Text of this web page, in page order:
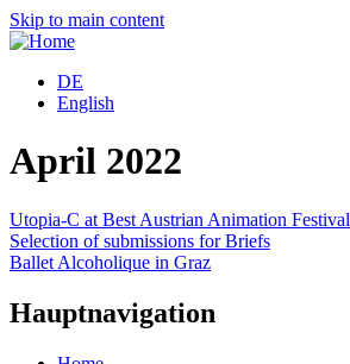
Skip to main content
DE
English
April 2022
Utopia-C at Best Austrian Animation Festival
Selection of submissions for Briefs
Ballet Alcoholique in Graz
Hauptnavigation